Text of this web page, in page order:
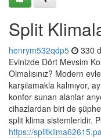
Split
henrym532qdp5 330
Evinizde Dört Mevsim
Olmalısınız? Modern
karşılamakla kalmıyor,
konfor sunan alanlar
cihazlardan biri de
split klima sistemleridir.
https://